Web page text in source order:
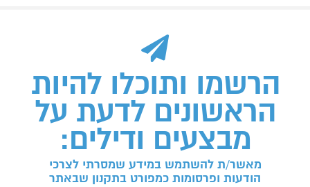
הרשמו ותוכלו להיות
הראשונים לדעת על
מבצעים ודילים:
מאשר/ת להשתמש במידע שמסרתי לצרכי
הודעות ופרסומות כמפורט בתקנון שבאתר